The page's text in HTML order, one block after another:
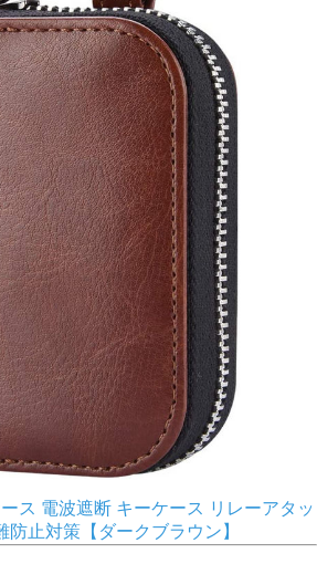
ス 電波遮断 キーケース リレーアタッ
防止対策【ダークブラウン】